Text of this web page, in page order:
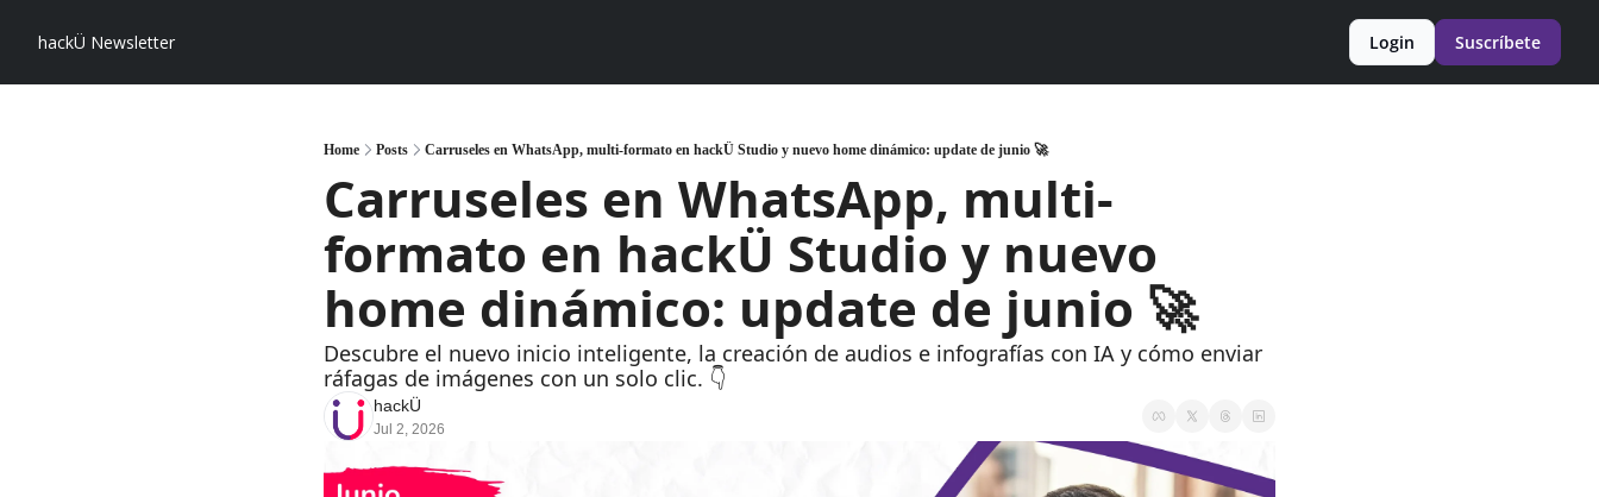
hackÜ Newsletter Login Suscríbete
Home Posts Carruseles en WhatsApp, multi-formato en hackÜ Studio y nuevo home dinámico: update de junio 🚀
Carruseles en WhatsApp, multi-
formato en hackÜ Studio y nuevo
home dinámico: update de junio 🚀
Descubre el nuevo inicio inteligente, la creación de audios e infografías con IA y cómo enviar
ráfagas de imágenes con un solo clic. 👇
hackÜ
Jul 2, 2026